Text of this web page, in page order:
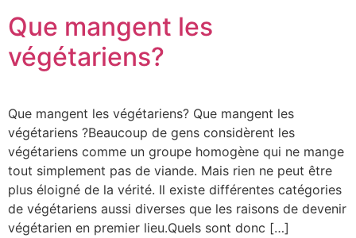
Que mangent les
végétariens?
Que mangent les végétariens? Que mangent les
végétariens ?Beaucoup de gens considèrent les
végétariens comme un groupe homogène qui ne mange
tout simplement pas de viande. Mais rien ne peut être
plus éloigné de la vérité. Il existe différentes catégories
de végétariens aussi diverses que les raisons de devenir
végétarien en premier lieu.Quels sont donc […]